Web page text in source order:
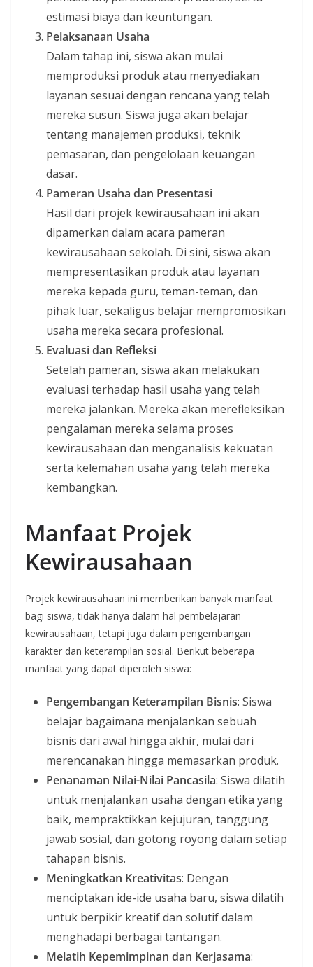
estimasi biaya dan keuntungan.
Pelaksanaan Usaha
Dalam tahap ini, siswa akan mulai
memproduksi produk atau menyediakan
layanan sesuai dengan rencana yang telah
mereka susun. Siswa juga akan belajar
tentang manajemen produksi, teknik
pemasaran, dan pengelolaan keuangan
dasar.
Pameran Usaha dan Presentasi
Hasil dari projek kewirausahaan ini akan
dipamerkan dalam acara pameran
kewirausahaan sekolah. Di sini, siswa akan
mempresentasikan produk atau layanan
mereka kepada guru, teman-teman, dan
pihak luar, sekaligus belajar mempromosikan
usaha mereka secara profesional.
Evaluasi dan Refleksi
Setelah pameran, siswa akan melakukan
evaluasi terhadap hasil usaha yang telah
mereka jalankan. Mereka akan merefleksikan
pengalaman mereka selama proses
kewirausahaan dan menganalisis kekuatan
serta kelemahan usaha yang telah mereka
kembangkan.
Manfaat Projek
Kewirausahaan
Projek kewirausahaan ini memberikan banyak manfaat
bagi siswa, tidak hanya dalam hal pembelajaran
kewirausahaan, tetapi juga dalam pengembangan
karakter dan keterampilan sosial. Berikut beberapa
manfaat yang dapat diperoleh siswa:
Pengembangan Keterampilan Bisnis: Siswa
belajar bagaimana menjalankan sebuah
bisnis dari awal hingga akhir, mulai dari
merencanakan hingga memasarkan produk.
Penanaman Nilai-Nilai Pancasila: Siswa dilatih
untuk menjalankan usaha dengan etika yang
baik, mempraktikkan kejujuran, tanggung
jawab sosial, dan gotong royong dalam setiap
tahapan bisnis.
Meningkatkan Kreativitas: Dengan
menciptakan ide-ide usaha baru, siswa dilatih
untuk berpikir kreatif dan solutif dalam
menghadapi berbagai tantangan.
Melatih Kepemimpinan dan Kerjasama: